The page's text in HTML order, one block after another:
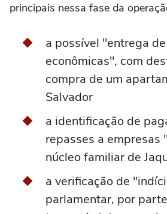
principais nessa fase da
a possível "entrega
econômicas", com
compra de um
Salvador
a identificação de
repasses a empresas
núcleo familiar de
a verificação de
parlamentar, por